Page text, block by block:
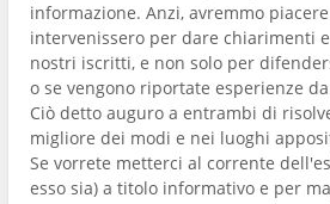
informazione. Anzi, avremmo piacere
intervenissero per dare chiarimenti
nostri iscritti, e non solo per
o se vengono riportate esperienze
Ciò detto auguro a entrambi di
migliore dei modi e nei luoghi
Se vorrete metterci al corrente
esso sia) a titolo informativo e per